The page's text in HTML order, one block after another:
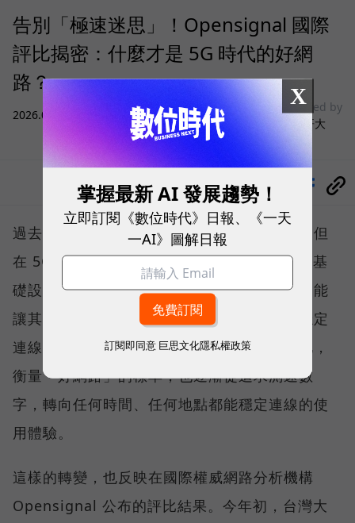
告別「極速迷思」！Opensignal 國際
評比揭密：什麼才是 5G 時代的好網
路？
2026.08.03 3C生活
sponsored by
台灣大哥大
分享
過去，下載速度是評價電信服務的重要指標，但
在 5G 成為工作、娛樂、生活不可或缺的數位基
礎設施後，消費者發現，再快的網速，如果不能
讓其在人潮聚集、高速移動或室內空間維持穩定
連線，即無法轉換成好的使用體驗，也因如此，
衡量「好網路」的標準，也逐漸從追求測速數
字，轉向任何時間、任何地點都能穩定連線的使
用體驗。
這樣的轉變，也反映在國際權威網路分析機構
Opensignal 公布的評比結果。今年初，台灣大
X
掌握最新 AI 發展趨勢！
立即訂閱《數位時代》日報、《一天
一AI》圖解日報
訂閱即同意 巨思文化隱私權政策